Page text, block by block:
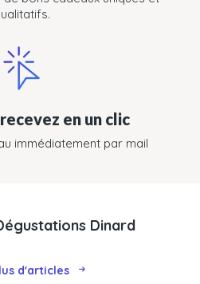
en un clic
immédiatement par mail
Dinard
d'articles